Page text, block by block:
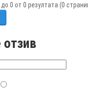
0 от 0 резултата (0